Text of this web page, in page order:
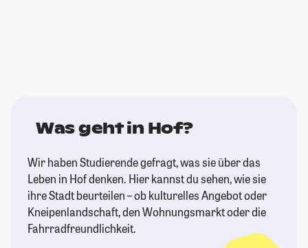
Was geht in Hof?
Wir haben Studierende gefragt, was sie über das
Leben in Hof denken. Hier kannst du sehen, wie sie
ihre Stadt beurteilen – ob kulturelles Angebot oder
Kneipenlandschaft, den Wohnungsmarkt oder die
Fahrradfreundlichkeit.